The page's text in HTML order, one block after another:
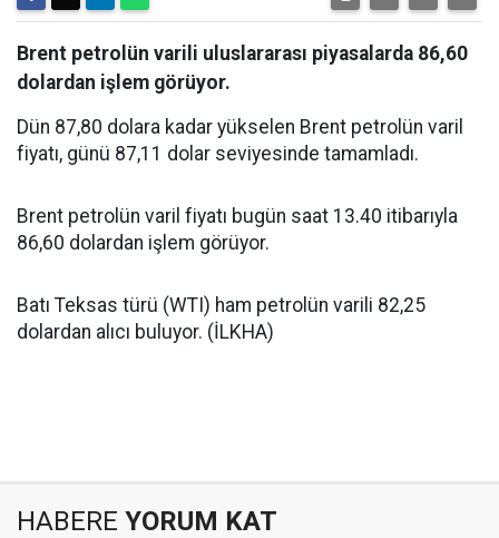
Brent petrolün varili uluslararası piyasalarda 86,60
dolardan işlem görüyor.
Dün 87,80 dolara kadar yükselen Brent petrolün varil
fiyatı, günü 87,11 dolar seviyesinde tamamladı.
Brent petrolün varil fiyatı bugün saat 13.40 itibarıyla
86,60 dolardan işlem görüyor.
Batı Teksas türü (WTI) ham petrolün varili 82,25
dolardan alıcı buluyor. (İLKHA)
HABERE YORUM KAT